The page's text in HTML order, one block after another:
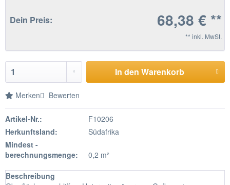
Dein Preis: 68,38 € **
** inkl. MwSt.
In den Warenkorb
Merken Bewerten
Artikel-Nr.:
F10206
Herkunftsland:
Südafrika
Mindest -
berechnungsmenge:
0,2 m²
Beschreibung